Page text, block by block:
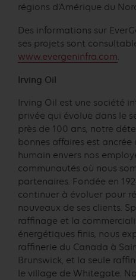
régions d’Amérique du
Des informations sur
ses projets sont
www.evergeninfra.com.
Irving Oil
Irving Oil est une société
privée qui évolue dans le
près de 100 ans, notre
bonnes affaires est
humain envers nos
communautés où nous
partenaires. Fondée en
continuer à évoluer pour
nouveaux de ses clients.
raffinage et la
énergétiques finis, nous
raffinerie du Canada à
Brunswick, et la seule
le village de Whitegate.